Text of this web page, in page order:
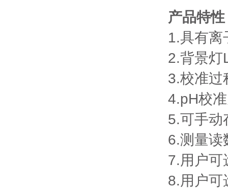
产品特性
1.具有离
2.背景灯
3.校准过
4.pH校
5.可手动
6.测量读
7.用户可
8.用户可